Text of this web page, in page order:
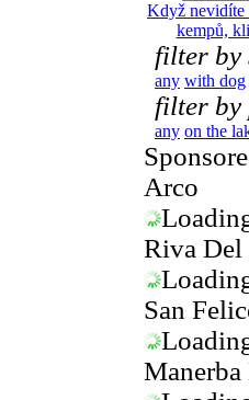
Když nevidíte
kempů,
filter by
any with dog
filter by
any on the
Arco
Riva Del
San
Manerba